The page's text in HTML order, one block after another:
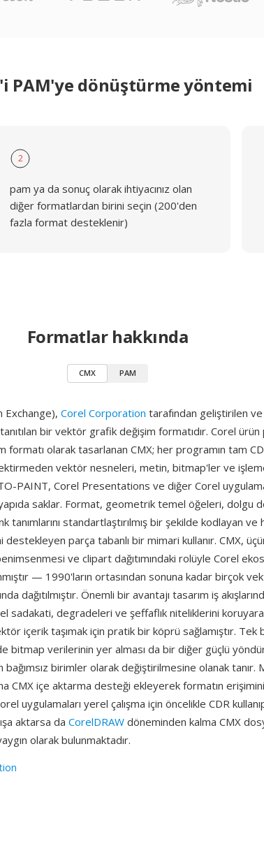
PAM'ye dönüştürme yöntemi
2
pam ya da sonuç olarak ihtiyacınız olan
diğer formatlardan birini seçin (200'den
fazla format desteklenir)
Formatlar hakkında
CMX PAM
Exchange), Corel Corporation tarafından geliştirilen
bir vektör grafik değişim formatıdır. Corel
formatı olarak tasarlanan CMX; her programın tam
vektör nesneleri, metin, bitmap'ler ve
PAINT, Corel Presentations ve diğer Corel
saklar. Format, geometrik temel öğeleri, dolgu
tanımlarını standartlaştırılmış bir şekilde kodlayan
parça tabanlı bir mimari kullanır. CMX,
ve clipart dağıtımındaki rolüyle Corel
— 1990'ların ortasından sonuna kadar birçok
dağıtılmıştır. Önemli bir avantajı tasarım iş
sadakati, degradeleri ve şeffaflık niteliklerini
içerik taşımak için pratik bir köprü sağlamıştır. Tek
bitmap verilerinin yer alması da bir diğer güçlü
birimler olarak değiştirilmesine olanak tanır.
CMX içe aktarma desteği ekleyerek formatın erişimini
uygulamaları yerel çalışma için öncelikle CDR
aktarsa da CorelDRAW döneminden kalma CMX
olarak bulunmaktadır.